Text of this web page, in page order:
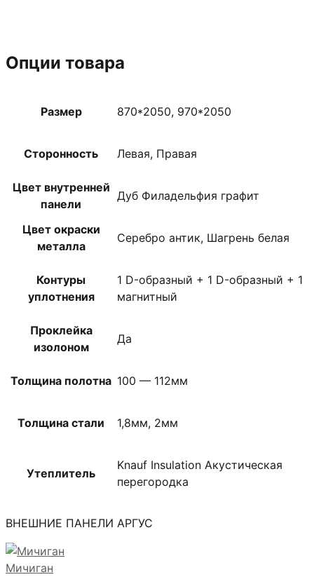
Опции товара
Размер 870*2050, 970*2050
Сторонность Левая, Правая
Цвет внутренней
панели
Дуб Филадельфия графит
Цвет окраски
металла
Серебро антик, Шагрень белая
Контуры
уплотнения
1 D-образный + 1 D-образный + 1
магнитный
Проклейка
изолоном
Да
Толщина полотна 100 — 112мм
Толщина стали 1,8мм, 2мм
Утеплитель
Knauf Insulation Акустическая
перегородка
ВНЕШНИЕ ПАНЕЛИ АРГУС
Мичиган